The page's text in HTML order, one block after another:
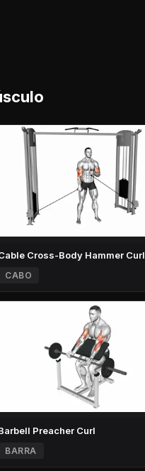
Cross-Body Hammer Curl
CABO
Preacher Curl
BARRA